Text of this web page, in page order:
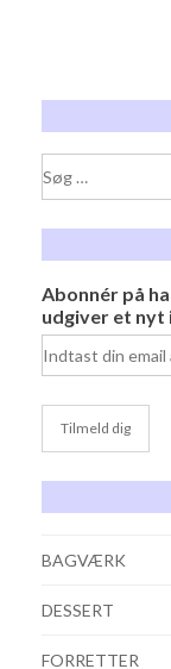
efter:
Abonnér på
udgiver et
BAGVÆRK
DESSERT
FORRETTER